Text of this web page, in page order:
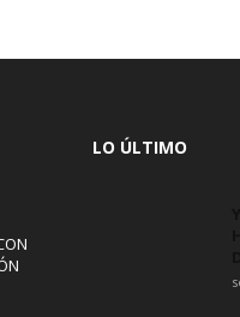
LO ÚLTIMO